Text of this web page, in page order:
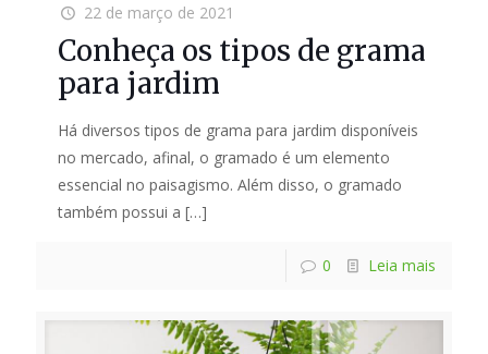
22 de março de 2021
Conheça os tipos de grama
para jardim
Há diversos tipos de grama para jardim disponíveis
no mercado, afinal, o gramado é um elemento
essencial no paisagismo. Além disso, o gramado
também possui a […]
0 Leia mais